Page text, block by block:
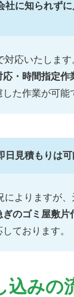
社に知られず
対応いたします
・時間指定作
た作業が可能
日見積もりは可
によりますが、
ぎのゴミ屋敷片
ております。
込みの